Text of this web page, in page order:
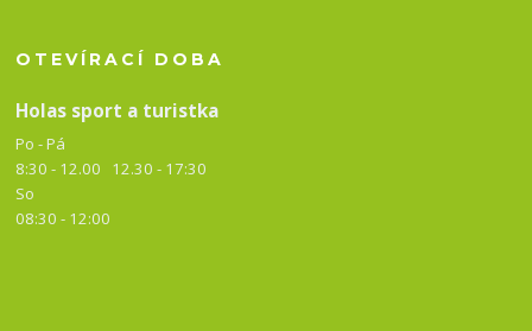
OTEVÍRACÍ DOBA
Holas sport a turistka
Po - Pá
8:30 - 12.00 12.30 - 17:30
So
08:30 - 12:00